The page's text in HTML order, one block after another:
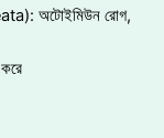
অটোইমিউন রোগ,